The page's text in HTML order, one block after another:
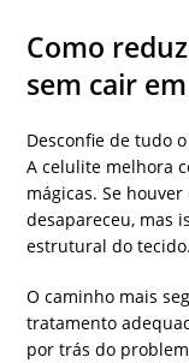
Como
sem cair
Desconfie de tudo
A celulite melhora
mágicas. Se
desapareceu, mas
estrutural do tecido.
O caminho mais
tratamento
por trás do